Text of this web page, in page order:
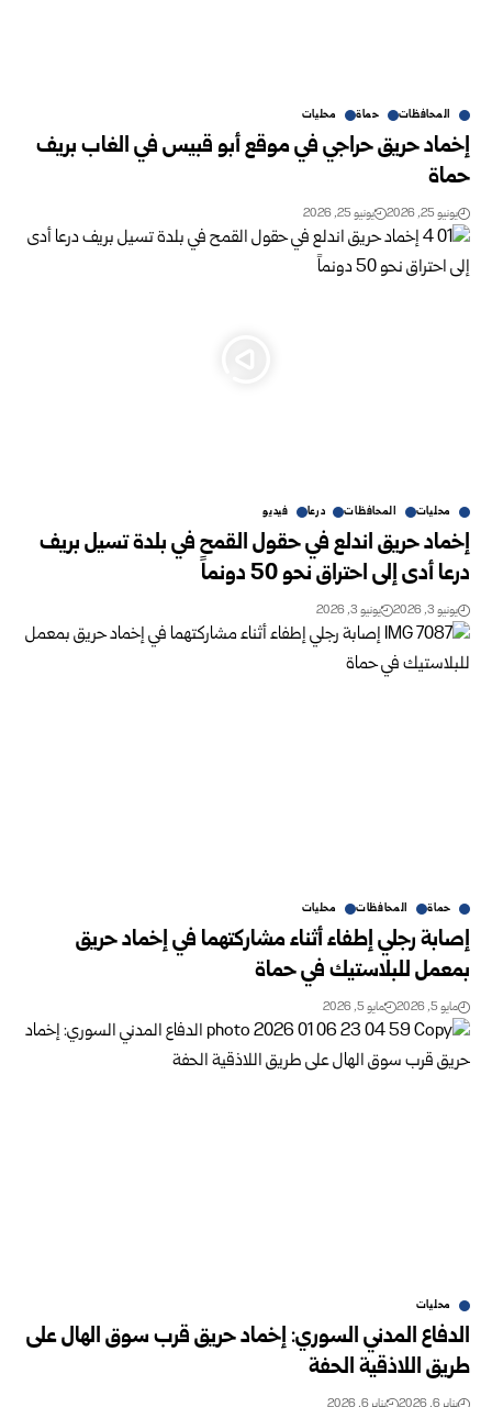
المحافظات حماة محليات
إخماد حريق حراجي في موقع أبو قبيس في الغاب بريف
حماة
يونيو 25, 2026 يونيو 25, 2026
محليات المحافظات درعا فيديو
إخماد حريق اندلع في حقول القمح في بلدة تسيل بريف
درعا أدى إلى احتراق نحو 50 دونماً
يونيو 3, 2026 يونيو 3, 2026
حماة المحافظات محليات
إصابة رجلي إطفاء أثناء مشاركتهما في إخماد حريق
بمعمل للبلاستيك في حماة
مايو 5, 2026 مايو 5, 2026
محليات
الدفاع المدني السوري: إخماد حريق قرب سوق الهال على
طريق اللاذقية الحفة